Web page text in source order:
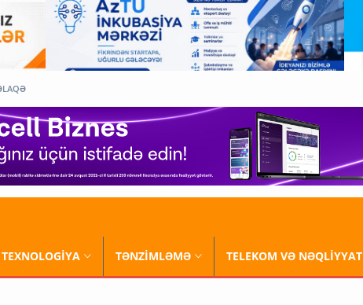
TEXNOLOGİYA TƏNZİMLƏMƏ TELEKOM VƏ NƏQLİYYAT